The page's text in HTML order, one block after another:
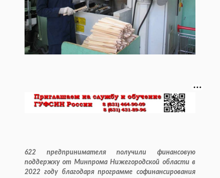
622 предпринимателя получили финансовую
поддержку от Минпрома Нижегородской области в
2022 году благодаря программе софинансирования